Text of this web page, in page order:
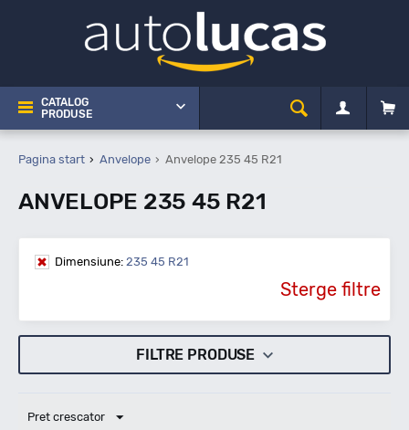
CATALOG
PRODUSE
Pagina start Anvelope Anvelope 235 45 R21
ANVELOPE 235 45 R21
Dimensiune: 235 45 R21
Sterge filtre
FILTRE PRODUSE
Pret crescator